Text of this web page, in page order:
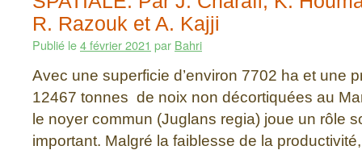
R. Razouk et A. Kajji
Publié le4 février 2021 par Bahri
Avec une superficie d’environ 7702 ha et une
12467 tonnes de noix non décortiquées au
le noyer commun (Juglans regia) joue un rôle
important. Malgré la faiblesse de la